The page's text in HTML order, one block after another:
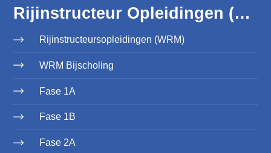
Rijinstructeur Opleidingen (WRM)
Rijinstructeursopleidingen (WRM)
WRM Bijscholing
Fase 1A
Fase 1B
Fase 2A